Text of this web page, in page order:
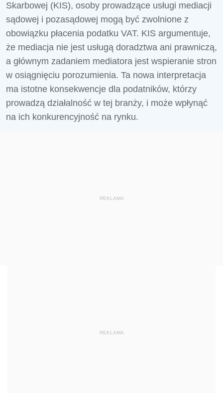
Skarbowej (KIS), osoby prowadzące usługi mediacji
sądowej i pozasądowej mogą być zwolnione z
obowiązku płacenia podatku VAT. KIS argumentuje,
że mediacja nie jest usługą doradztwa ani prawniczą,
a głównym zadaniem mediatora jest wspieranie stron
w osiągnięciu porozumienia. Ta nowa interpretacja
ma istotne konsekwencje dla podatników, którzy
prowadzą działalność w tej branży, i może wpłynąć
na ich konkurencyjność na rynku.
REKLAMA
REKLAMA